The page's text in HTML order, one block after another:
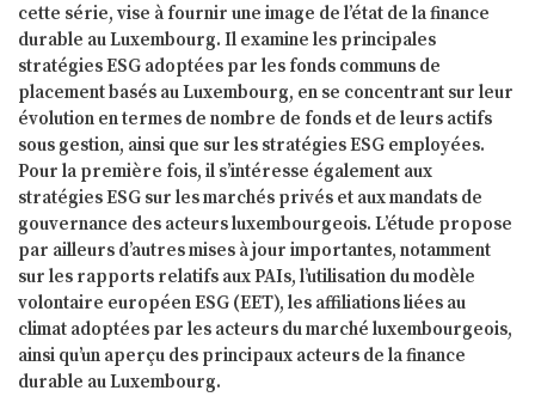
cette série, vise à fournir une image de l’état de la finance
durable au Luxembourg. Il examine les principales
stratégies ESG adoptées par les fonds communs de
placement basés au Luxembourg, en se concentrant sur leur
évolution en termes de nombre de fonds et de leurs actifs
sous gestion, ainsi que sur les stratégies ESG employées.
Pour la première fois, il s’intéresse également aux
stratégies ESG sur les marchés privés et aux mandats de
gouvernance des acteurs luxembourgeois. L’étude propose
par ailleurs d’autres mises à jour importantes, notamment
sur les rapports relatifs aux PAIs, l’utilisation du modèle
volontaire européen ESG (EET), les affiliations liées au
climat adoptées par les acteurs du marché luxembourgeois,
ainsi qu’un aperçu des principaux acteurs de la finance
durable au Luxembourg.